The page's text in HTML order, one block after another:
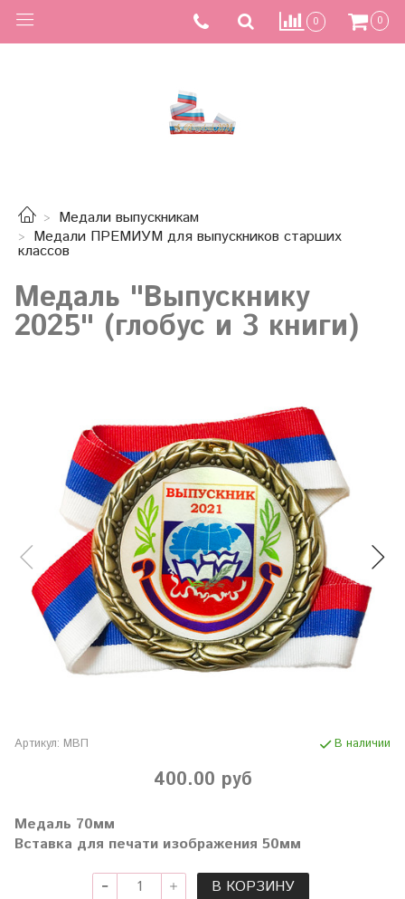
0 0
Медали выпускникам
Медали ПРЕМИУМ для выпускников старших
классов
Медаль "Выпускнику
2025" (глобус и 3 книги)
Артикул: МВП В наличии
400.00 руб
Медаль 70мм
Вставка для печати изображения 50мм
В КОРЗИНУ